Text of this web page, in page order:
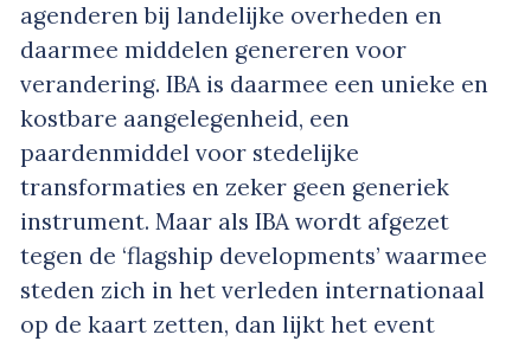
agenderen bij landelijke overheden en
daarmee middelen genereren voor
verandering. IBA is daarmee een unieke en
kostbare aangelegenheid, een
paardenmiddel voor stedelijke
transformaties en zeker geen generiek
instrument. Maar als IBA wordt afgezet
tegen de ‘flagship developments’ waarmee
steden zich in het verleden internationaal
op de kaart zetten, dan lijkt het event